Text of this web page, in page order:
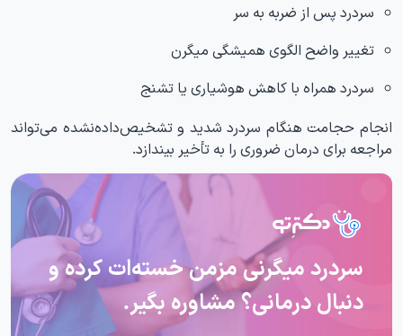
سردرد پس از ضربه به سر
تغییر واضح الگوی همیشگی میگرن
سردرد همراه با کاهش هوشیاری یا تشنج
انجام حجامت هنگام سردرد شدید و تشخیص‌داده‌نشده می‌تواند
مراجعه برای درمان ضروری را به تأخیر بیندازد.
سردرد میگرنی مزمن خسته‌ات کرده و
دنبال درمانی؟ مشاوره بگیر.